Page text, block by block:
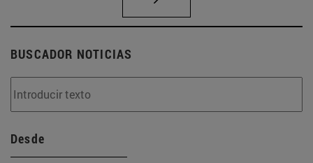
BUSCADOR NOTICIAS
Desde